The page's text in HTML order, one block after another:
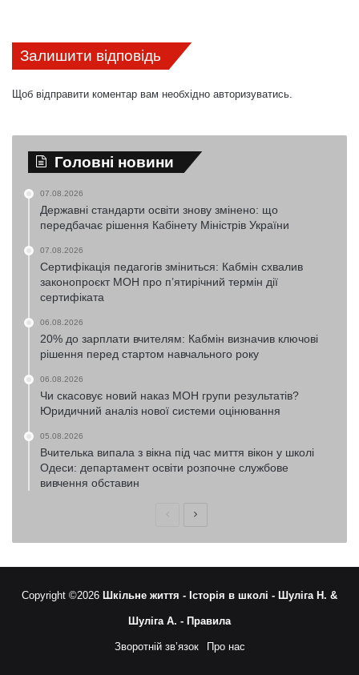
Залишити відповідь
Щоб відправити коментар вам необхідно авторизуватись.
Головні новини
07.08.2026
Державні стандарти освіти знову змінено: що
передбачає рішення Кабінету Міністрів України
07.08.2026
Сертифікація педагогів зміниться: Кабмін схвалив
законопроєкт МОН про п’ятирічний термін дії
сертифіката
06.08.2026
20% до зарплати вчителям: Кабмін визначив ключові
рішення перед стартом навчального року
06.08.2026
Чи скасовує новий наказ МОН групи результатів?
Юридичний аналіз нової системи оцінювання
05.08.2026
Вчителька випала з вікна під час миття вікон у школі
Одеси: департамент освіти розпочне службове
вивчення обставин
ПопередняНаступна
Copyright ©2026 Шкільне життя - Історія в школі - Шуліга Н. &
Шуліга А. - Правила
Зворотній зв’язок Про нас